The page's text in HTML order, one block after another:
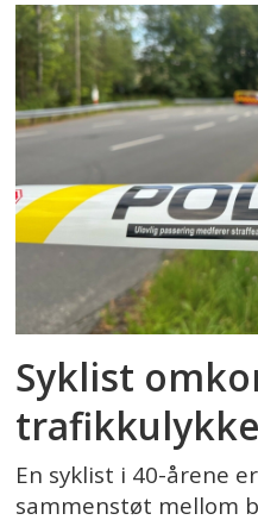
Syklist
trafikkulykke
En syklist i 40-årene
sammenstøt mellom